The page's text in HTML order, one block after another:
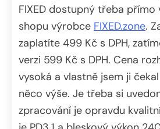
FIXED dostupný třeba
shopu výrobce FIXED.zone.
zaplatíte 499 Kč s DPH,
verzi 599 Kč s DPH. Cena
vysoká a vlastně jsem ji
něco výše. Je třeba si
zpracování je opravdu